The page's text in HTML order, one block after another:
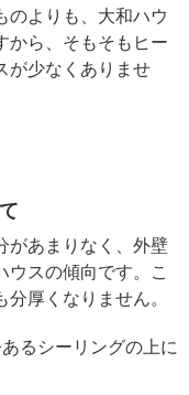
のよりも、大和ハウ
から、そもそもヒー
が少なくありませ
があまりなく、外壁
ウスの傾向です。こ
厚くなりません。
るシーリングの上に